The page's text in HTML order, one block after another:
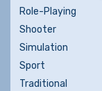
Role-Playing
Shooter
Simulation
Sport
Traditional